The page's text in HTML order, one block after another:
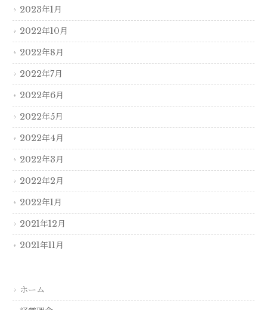
2023年1月
2022年10月
2022年8月
2022年7月
2022年6月
2022年5月
2022年4月
2022年3月
2022年2月
2022年1月
2021年12月
2021年11月
ホーム